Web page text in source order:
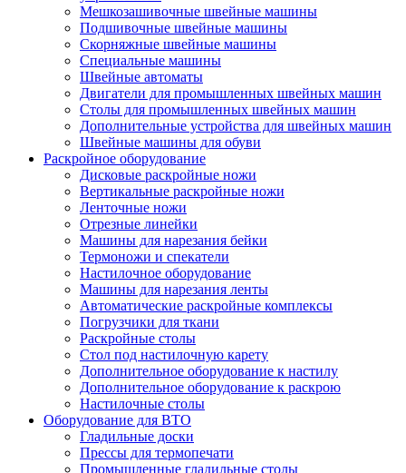
Мешкозашивочные швейные машины
Подшивочные швейные машины
Скорняжные швейные машины
Специальные машины
Швейные автоматы
Двигатели для промышленных швейных машин
Столы для промышленных швейных машин
Дополнительные устройства для швейных машин
Швейные машины для обуви
Раскройное оборудование
Дисковые раскройные ножи
Вертикальные раскройные ножи
Ленточные ножи
Отрезные линейки
Машины для нарезания бейки
Термоножи и спекатели
Настилочное оборудование
Машины для нарезания ленты
Автоматические раскройные комплексы
Погрузчики для ткани
Раскройные столы
Стол под настилочную карету
Дополнительное оборудование к настилу
Дополнительное оборудование к раскрою
Настилочные столы
Оборудование для ВТО
Гладильные доски
Прессы для термопечати
Промышленные гладильные столы